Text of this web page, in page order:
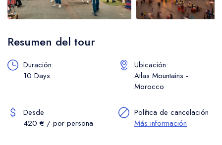
Resumen del tour
Duración:
10 Days
Ubicación:
Atlas Mountains -
Morocco
Desde
420 € / por persona
Política de cancelación
Más información